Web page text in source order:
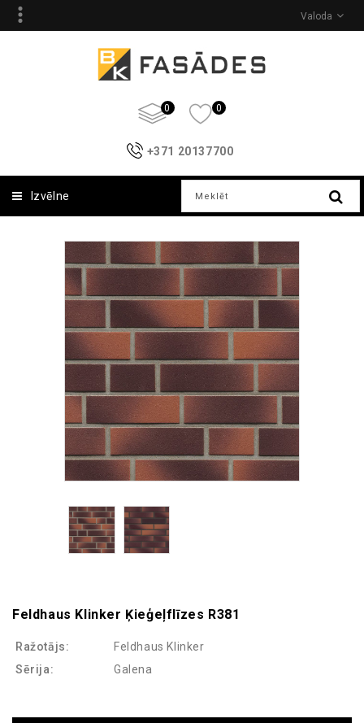
Valoda
0 0
+371 20137700
Izvēlne
Feldhaus Klinker Ķieģeļflīzes R381
Ražotājs:
Feldhaus Klinker
Sērija:
Galena